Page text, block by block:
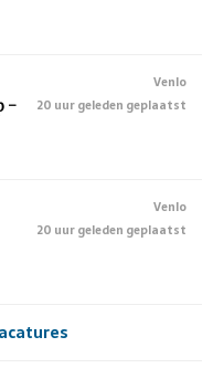
–
Venlo
20 uur geleden geplaatst
Venlo
20 uur geleden geplaatst